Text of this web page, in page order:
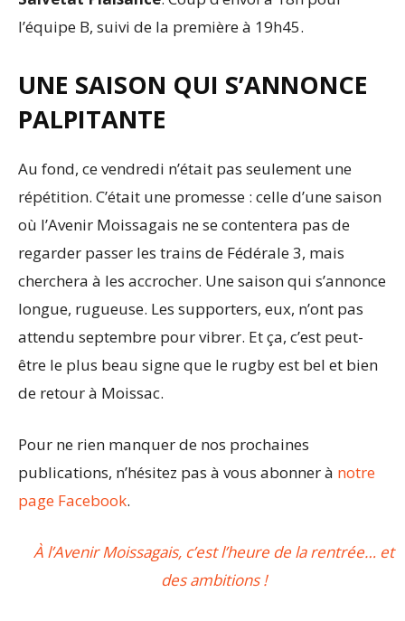
l’équipe B, suivi de la première à 19h45.
UNE SAISON QUI S’ANNONCE
PALPITANTE
Au fond, ce vendredi n’était pas seulement une
répétition. C’était une promesse : celle d’une saison
où l’Avenir Moissagais ne se contentera pas de
regarder passer les trains de Fédérale 3, mais
cherchera à les accrocher. Une saison qui s’annonce
longue, rugueuse. Les supporters, eux, n’ont pas
attendu septembre pour vibrer. Et ça, c’est peut-
être le plus beau signe que le rugby est bel et bien
de retour à Moissac.
Pour ne rien manquer de nos prochaines
publications, n’hésitez pas à vous abonner à notre
page Facebook.
À l’Avenir Moissagais, c’est l’heure de la rentrée… et
des ambitions !